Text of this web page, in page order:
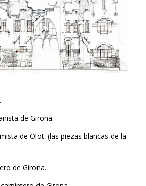
de Girona.
de Olot. (las piezas blancas de la
de Girona.